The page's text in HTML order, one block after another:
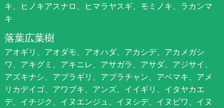
キ、ヒノキアスナロ、ヒマラヤスギ、モミノキ、ラカンマ
キ
落葉広葉樹
アオギリ、アオダモ、アオハダ、アカシデ、アカメガシ
ワ、アキグミ、アキニレ、アサガラ、アサダ、アジサイ、
アズキナシ、アブラギリ、アブラチャン、アベマキ、アメ
リカデイゴ、アワブキ、アンズ、イイギリ、イタヤカエ
デ、イチジク、イヌエンジュ、イヌシデ、イヌビワ、イヌ